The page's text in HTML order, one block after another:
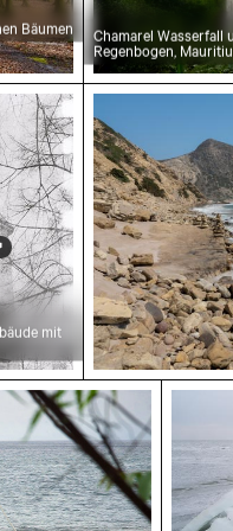
Bäumen Chamarel Wasserfall
Regenbogen,
Gebäude mit Turm
mit
Felsige Küste
Sächsischen
Sandstrand von La